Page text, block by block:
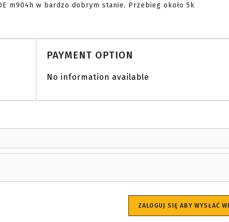
PAYMENT OPTION
No information available
ZALOGUJ SIĘ ABY WYSŁAĆ